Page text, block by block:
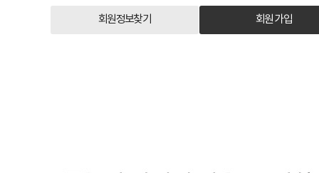
회원정보찾기 회원 가입